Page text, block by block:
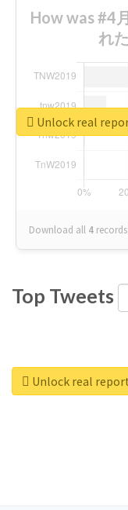
How was #4
れ
Download all 4 records
Unlock real
Top Tweets
Unlock real